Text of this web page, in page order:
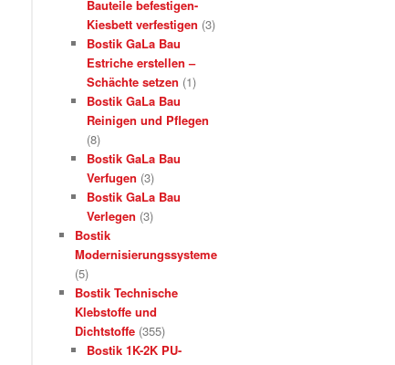
Bauteile befestigen-
Kiesbett verfestigen (3)
Bostik GaLa Bau
Estriche erstellen –
Schächte setzen (1)
Bostik GaLa Bau
Reinigen und Pflegen
(8)
Bostik GaLa Bau
Verfugen (3)
Bostik GaLa Bau
Verlegen (3)
Bostik
Modernisierungssysteme
(5)
Bostik Technische
Klebstoffe und
Dichtstoffe (355)
Bostik 1K-2K PU-